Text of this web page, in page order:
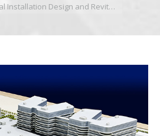
Installation Design and Revit…